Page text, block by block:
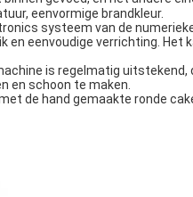
eenvormige brandkleur.
systeem van de
en eenvoudige verrichting. Het
is regelmatig
en schoon te maken.
de hand gemaakte ronde